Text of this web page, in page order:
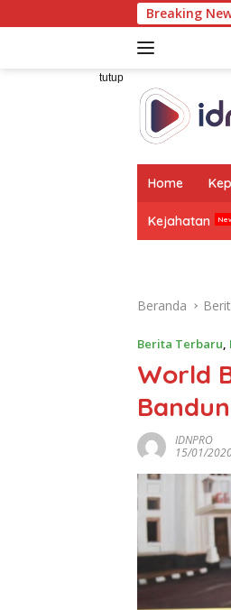
ke
Breaking
Tinjau Penanganan Korban
tutup
Home
Kejahatan
Beranda
Berita Terbaru,
World
IDNPRO
15/01/